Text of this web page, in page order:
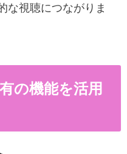
な視聴につながりま
の機能を活用